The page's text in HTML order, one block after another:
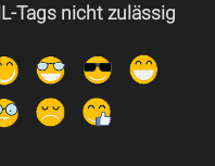
Tags nicht zulässig